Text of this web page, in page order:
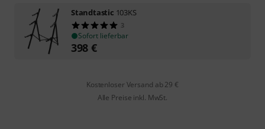
Standtastic 103KS
3
Sofort lieferbar
398 €
Kostenloser Versand ab 29 €
Alle Preise inkl. MwSt.